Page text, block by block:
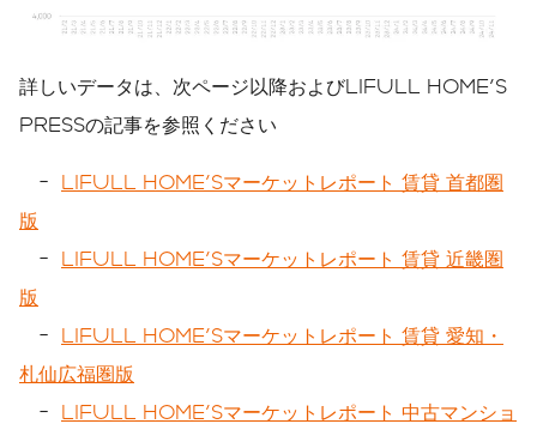
詳しいデータは、次ページ以降およびLIFULL HOME'S
PRESSの記事を参照ください
- LIFULL HOME'Sマーケットレポート 賃貸 首都圏
版
- LIFULL HOME'Sマーケットレポート 賃貸 近畿圏
版
- LIFULL HOME'Sマーケットレポート 賃貸 愛知・
札仙広福圏版
- LIFULL HOME'Sマーケットレポート 中古マンショ